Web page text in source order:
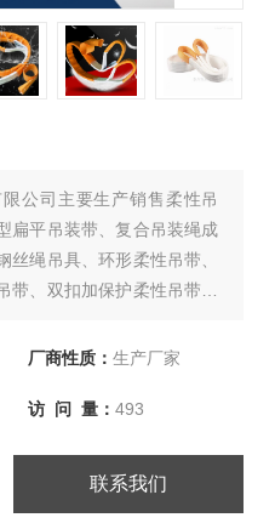
公司主要生产销售柔性吊
扁平吊装带、复合吊装绳成
绳吊具、环形柔性吊带、
带、双扣加保护柔性吊带、
老客户洽谈订购！
厂商性质： 生产厂家
访 问 量： 493
联系我们